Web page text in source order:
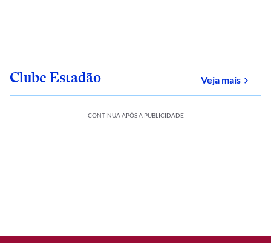
Clube Estadão Veja maissobre
CONTINUA APÓS A PUBLICIDADE